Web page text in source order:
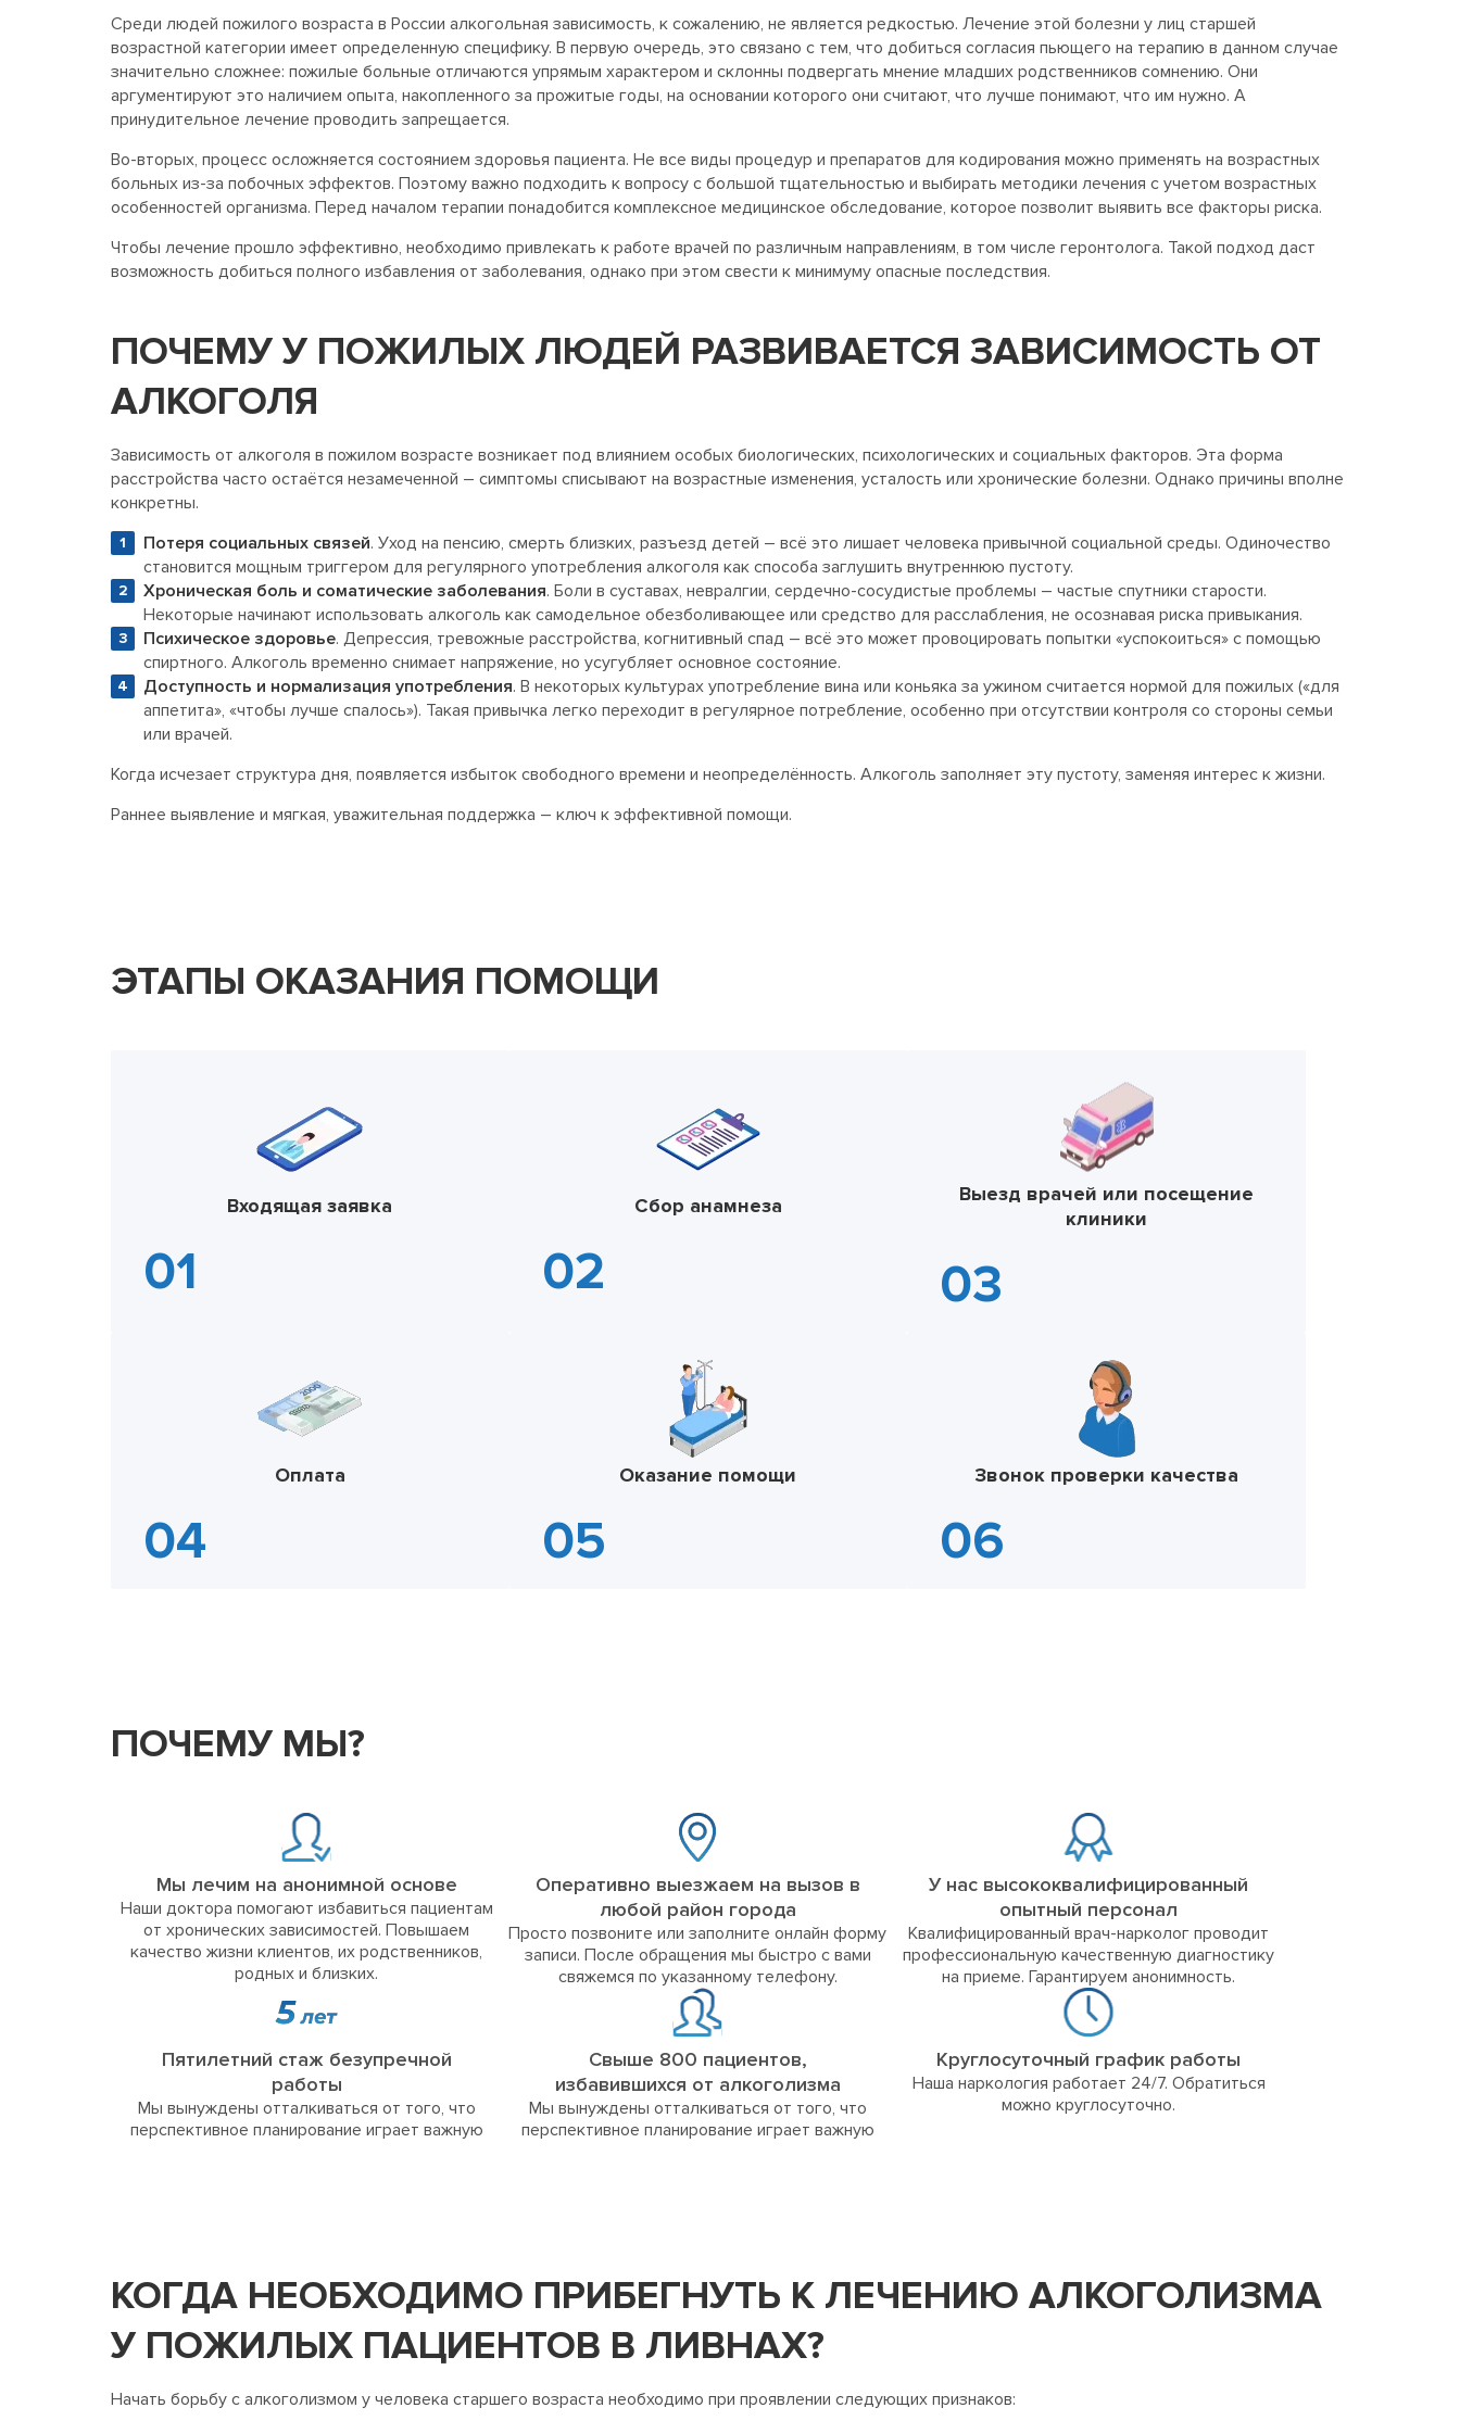
Среди людей пожилого возраста в России алкогольная зависимость, к сожалению, не является редкостью. Лечение этой болезни у лиц старшей
возрастной категории имеет определенную специфику. В первую очередь, это связано с тем, что добиться согласия пьющего на терапию в данном случае
значительно сложнее: пожилые больные отличаются упрямым характером и склонны подвергать мнение младших родственников сомнению. Они
аргументируют это наличием опыта, накопленного за прожитые годы, на основании которого они считают, что лучше понимают, что им нужно. А
принудительное лечение проводить запрещается.
Во-вторых, процесс осложняется состоянием здоровья пациента. Не все виды процедур и препаратов для кодирования можно применять на возрастных
больных из-за побочных эффектов. Поэтому важно подходить к вопросу с большой тщательностью и выбирать методики лечения с учетом возрастных
особенностей организма. Перед началом терапии понадобится комплексное медицинское обследование, которое позволит выявить все факторы риска.
Чтобы лечение прошло эффективно, необходимо привлекать к работе врачей по различным направлениям, в том числе геронтолога. Такой подход даст
возможность добиться полного избавления от заболевания, однако при этом свести к минимуму опасные последствия.
ПОЧЕМУ У ПОЖИЛЫХ ЛЮДЕЙ РАЗВИВАЕТСЯ ЗАВИСИМОСТЬ ОТ
АЛКОГОЛЯ
Зависимость от алкоголя в пожилом возрасте возникает под влиянием особых биологических, психологических и социальных факторов. Эта форма
расстройства часто остаётся незамеченной – симптомы списывают на возрастные изменения, усталость или хронические болезни. Однако причины вполне
конкретны.
Потеря социальных связей. Уход на пенсию, смерть близких, разъезд детей – всё это лишает человека привычной социальной среды. Одиночество
становится мощным триггером для регулярного употребления алкоголя как способа заглушить внутреннюю пустоту.
Хроническая боль и соматические заболевания. Боли в суставах, невралгии, сердечно-сосудистые проблемы – частые спутники старости.
Некоторые начинают использовать алкоголь как самодельное обезболивающее или средство для расслабления, не осознавая риска привыкания.
Психическое здоровье. Депрессия, тревожные расстройства, когнитивный спад – всё это может провоцировать попытки «успокоиться» с помощью
спиртного. Алкоголь временно снимает напряжение, но усугубляет основное состояние.
Доступность и нормализация употребления. В некоторых культурах употребление вина или коньяка за ужином считается нормой для пожилых («для
аппетита», «чтобы лучше спалось»). Такая привычка легко переходит в регулярное потребление, особенно при отсутствии контроля со стороны семьи
или врачей.
Когда исчезает структура дня, появляется избыток свободного времени и неопределённость. Алкоголь заполняет эту пустоту, заменяя интерес к жизни.
Раннее выявление и мягкая, уважительная поддержка – ключ к эффективной помощи.
ЭТАПЫ ОКАЗАНИЯ ПОМОЩИ
Входящая заявка Сбор анамнеза
Выезд врачей или посещение
клиники
Оплата Оказание помощи Звонок проверки качества
ПОЧЕМУ МЫ?
Мы лечим на анонимной основе
Наши доктора помогают избавиться пациентам
от хронических зависимостей. Повышаем
качество жизни клиентов, их родственников,
родных и близких.
Оперативно выезжаем на вызов в
любой район города
Просто позвоните или заполните онлайн форму
записи. После обращения мы быстро с вами
свяжемся по указанному телефону.
У нас высококвалифицированный
опытный персонал
Квалифицированный врач-нарколог проводит
профессиональную качественную диагностику
на приеме. Гарантируем анонимность.
Пятилетний стаж безупречной
работы
Мы вынуждены отталкиваться от того, что
перспективное планирование играет важную
Свыше 800 пациентов,
избавившихся от алкоголизма
Мы вынуждены отталкиваться от того, что
перспективное планирование играет важную
Круглосуточный график работы
Наша наркология работает 24/7. Обратиться
можно круглосуточно.
КОГДА НЕОБХОДИМО ПРИБЕГНУТЬ К ЛЕЧЕНИЮ АЛКОГОЛИЗМА
У ПОЖИЛЫХ ПАЦИЕНТОВ В ЛИВНАХ?
Начать борьбу с алкоголизмом у человека старшего возраста необходимо при проявлении следующих признаков: